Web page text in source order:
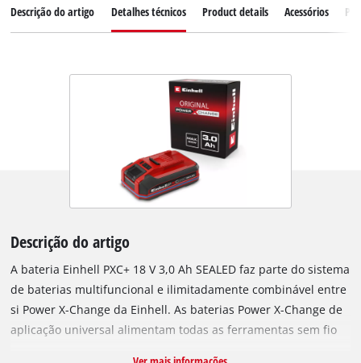
Descrição do artigo Detalhes técnicos Product details Acessórios
Descrição do artigo
A bateria Einhell PXC+ 18 V 3,0 Ah SEALED faz parte do sistema
de baterias multifuncional e ilimitadamente combinável entre
si Power X-Change da Einhell. As baterias Power X-Change de
aplicação universal alimentam todas as ferramentas sem fio